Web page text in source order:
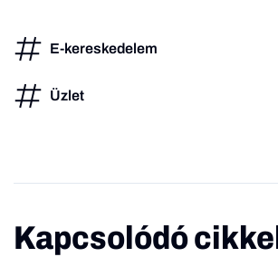
E-kereskedelem
Üzlet
Kapcsolódó